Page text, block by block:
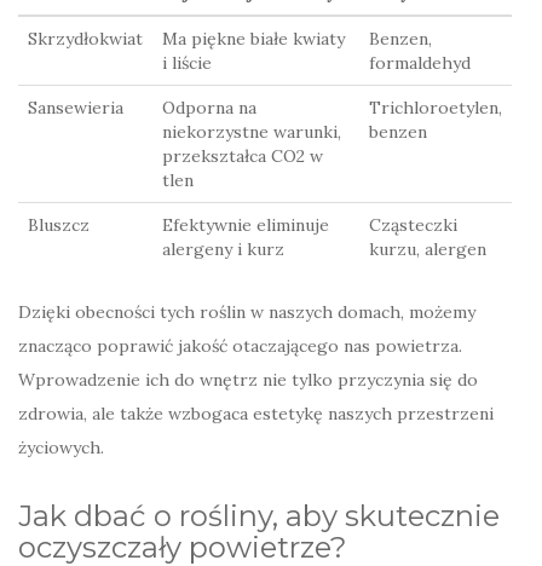
Skrzydłokwiat
Ma piękne białe kwiaty
i liście
Benzen,
formaldehyd
Sansewieria
Odporna na
niekorzystne warunki,
przekształca CO2 w
tlen
Trichloroetylen,
benzen
Bluszcz
Efektywnie eliminuje
alergeny i kurz
Cząsteczki
kurzu, alergen
Dzięki obecności tych roślin w naszych domach, możemy
znacząco poprawić jakość otaczającego nas powietrza.
Wprowadzenie ich do wnętrz nie tylko przyczynia się do
zdrowia, ale także wzbogaca estetykę naszych przestrzeni
życiowych.
Jak dbać o rośliny, aby skutecznie
oczyszczały powietrze?